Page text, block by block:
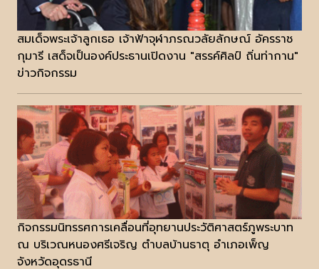
สมเด็จพระเจ้าลูกเธอ เจ้าฟ้าจุฬาภรณวลัยลักษณ์ อัครราช
กุมารี เสด็จเป็นองค์ประธานเปิดงาน "สรรค์ศิลป์ ถิ่นท่ากาน"
ข่าวกิจกรรม
กิจกรรมนิทรรศการเคลื่อนที่อุทยานประวัติศาสตร์ภูพระบาท
ณ บริเวณหนองศรีเจริญ ตำบลบ้านธาตุ อำเภอเพ็ญ
จังหวัดอุดรธานี